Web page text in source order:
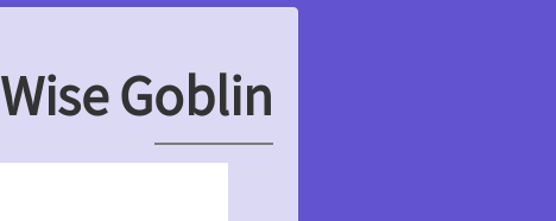
Wise Goblin